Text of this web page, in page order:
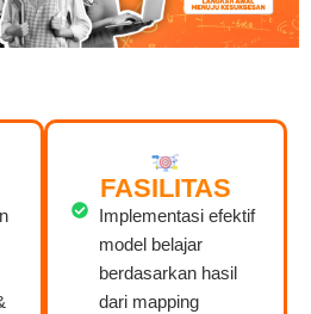
FASILITAS
Implementasi efektif
model belajar
berdasarkan hasil
dari mapping